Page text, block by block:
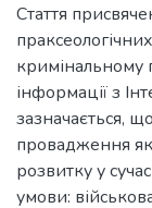
Стаття
кримінальному
інформації з
зазначається,
провадження
розвитку у
умови: